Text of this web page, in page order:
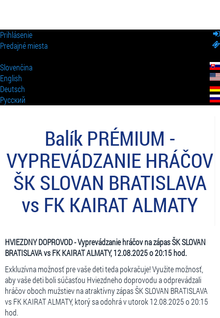
Prihlásenie
Predajné miesta
Slovenčina
English
Deutsch
Pусский
Balík PRÉMIUM -
VYPREVÁDZANIE HRÁČOV
ŠK SLOVAN BRATISLAVA
vs FK KAIRAT ALMATY
HVIEZDNY DOPROVOD - Vyprevádzanie hráčov na zápas ŠK SLOVAN
BRATISLAVA vs FK KAIRAT ALMATY, 12.08.2025 o 20:15 hod.
Exkluzívna možnosť pre vaše deti teda pokračuje! Využite možnosť,
aby vaše deti boli súčasťou Hviezdneho doprovodu a odprevádzali
hráčov oboch mužstiev na atraktívny zápas ŠK SLOVAN BRATISLAVA
vs FK KAIRAT ALMATY, ktorý sa odohrá v utorok 12.08.2025 o 20:15
hod.